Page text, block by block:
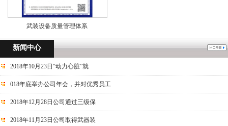
武装设备质量管理体系
新闻中心
2018年10月23日“动力心脏”就
018年底举办公司年会，并对优秀员工
2018年12月28日公司通过三级保
2018年11月23日公司取得武器装